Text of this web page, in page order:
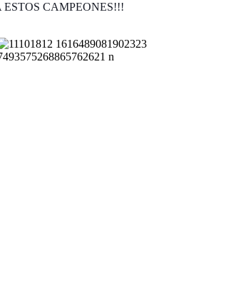
CAMPEONES!!!